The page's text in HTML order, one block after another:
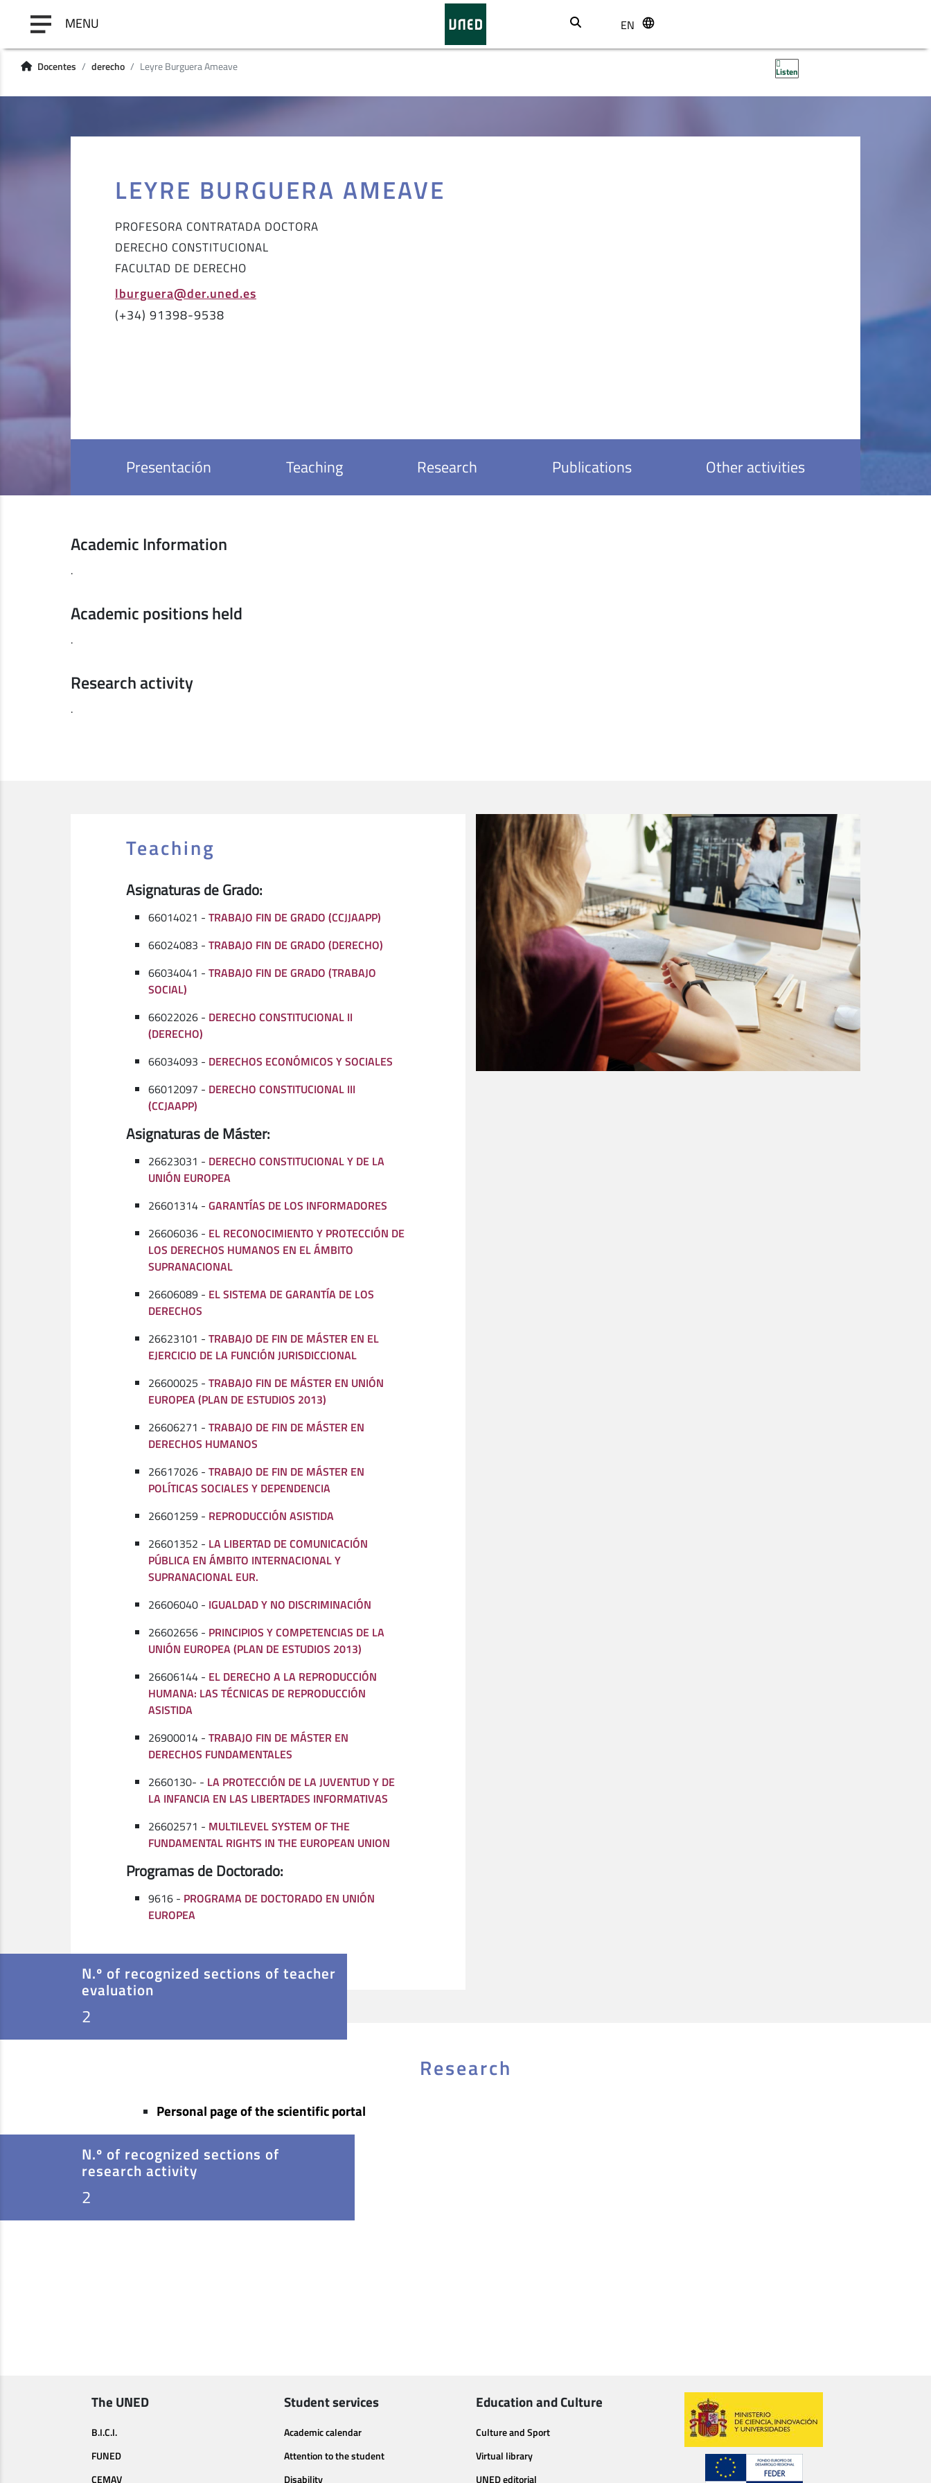
MENU BuscarEN
Docentes derecho Leyre Burguera Ameave Listen
Presentación Teaching Research Publications Other activities
LEYRE BURGUERA AMEAVE
PROFESORA CONTRATADA DOCTORA
DERECHO CONSTITUCIONAL
FACULTAD DE DERECHO
lburguera@der.uned.es
(+34) 91398-9538
Academic Information
.
Academic positions held
.
Research activity
.
Teaching
Asignaturas de Grado:
66014021 - TRABAJO FIN DE GRADO (CCJJAAPP)
66024083 - TRABAJO FIN DE GRADO (DERECHO)
66034041 - TRABAJO FIN DE GRADO (TRABAJO
SOCIAL)
66022026 - DERECHO CONSTITUCIONAL II
(DERECHO)
66034093 - DERECHOS ECONÓMICOS Y SOCIALES
66012097 - DERECHO CONSTITUCIONAL III
(CCJAAPP)
Asignaturas de Máster:
26623031 - DERECHO CONSTITUCIONAL Y DE LA
UNIÓN EUROPEA
26601314 - GARANTÍAS DE LOS INFORMADORES
26606036 - EL RECONOCIMIENTO Y PROTECCIÓN DE
LOS DERECHOS HUMANOS EN EL ÁMBITO
SUPRANACIONAL
26606089 - EL SISTEMA DE GARANTÍA DE LOS
DERECHOS
26623101 - TRABAJO DE FIN DE MÁSTER EN EL
EJERCICIO DE LA FUNCIÓN JURISDICCIONAL
26600025 - TRABAJO FIN DE MÁSTER EN UNIÓN
EUROPEA (PLAN DE ESTUDIOS 2013)
26606271 - TRABAJO DE FIN DE MÁSTER EN
DERECHOS HUMANOS
26617026 - TRABAJO DE FIN DE MÁSTER EN
POLÍTICAS SOCIALES Y DEPENDENCIA
26601259 - REPRODUCCIÓN ASISTIDA
26601352 - LA LIBERTAD DE COMUNICACIÓN
PÚBLICA EN ÁMBITO INTERNACIONAL Y
SUPRANACIONAL EUR.
26606040 - IGUALDAD Y NO DISCRIMINACIÓN
26602656 - PRINCIPIOS Y COMPETENCIAS DE LA
UNIÓN EUROPEA (PLAN DE ESTUDIOS 2013)
26606144 - EL DERECHO A LA REPRODUCCIÓN
HUMANA: LAS TÉCNICAS DE REPRODUCCIÓN
ASISTIDA
26900014 - TRABAJO FIN DE MÁSTER EN
DERECHOS FUNDAMENTALES
2660130- - LA PROTECCIÓN DE LA JUVENTUD Y DE
LA INFANCIA EN LAS LIBERTADES INFORMATIVAS
26602571 - MULTILEVEL SYSTEM OF THE
FUNDAMENTAL RIGHTS IN THE EUROPEAN UNION
Programas de Doctorado:
9616 - PROGRAMA DE DOCTORADO EN UNIÓN
EUROPEA
N.º of recognized sections of teacher
evaluation
2
Research
Personal page of the scientific portal
N.º of recognized sections of
research activity
2
The UNED
B.I.C.I.
FUNED
CEMAV
Student services
Academic calendar
Attention to the student
Disability
Education and Culture
Culture and Sport
Virtual library
UNED editorial